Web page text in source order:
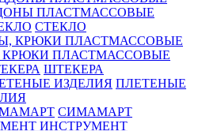
ПЛАСТМАССОВЫЕ
СТЕКЛО
КРЮКИ ПЛАСТМАССОВЫЕ
ШТЕКЕРА
ПЛЕТЕНЫЕ
СИМАМАРТ
ИНСТРУМЕНТ